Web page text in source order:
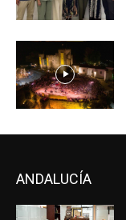
ANDALUCÍA